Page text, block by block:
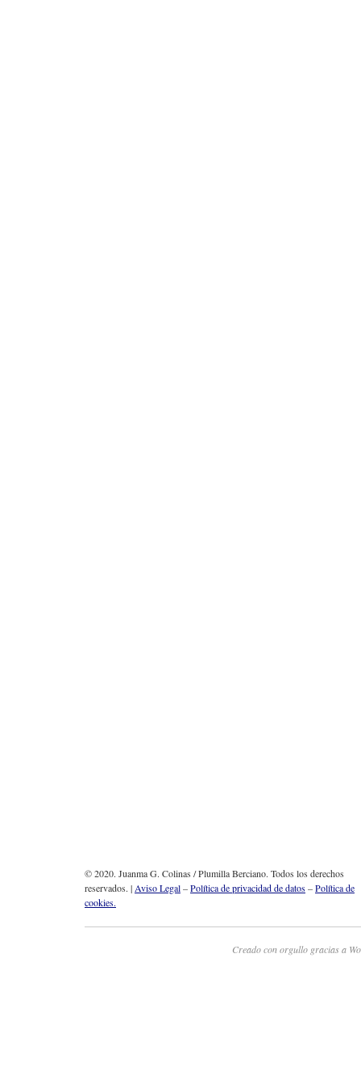
© 2020. Juanma G. Colinas / Plumilla Berciano. Todos los derechos
reservados. |Aviso Legal–Política de privacidad de datos–Política de
cookies.
Creado con orgullo gracias a